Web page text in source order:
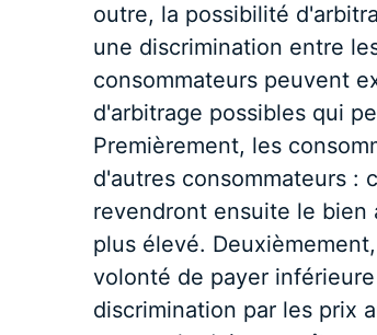
outre, la possibilité
une discrimination entre
consommateurs peuvent
d'arbitrage possibles qui
Premièrement, les
d'autres consommateurs :
revendront ensuite le bien
plus élevé.
volonté de payer
discrimination par les prix